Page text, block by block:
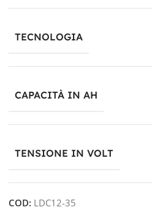
TECNOLOGIA
CAPACITÀ IN AH
TENSIONE IN VOLT
COD: LDC12-35